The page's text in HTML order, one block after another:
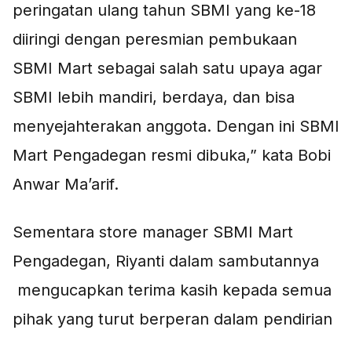
peringatan ulang tahun SBMI yang ke-18
diiringi dengan peresmian pembukaan
SBMI Mart sebagai salah satu upaya agar
SBMI lebih mandiri, berdaya, dan bisa
menyejahterakan anggota. Dengan ini SBMI
Mart Pengadegan resmi dibuka,” kata Bobi
Anwar Ma’arif.
Sementara store manager SBMI Mart
Pengadegan, Riyanti dalam sambutannya
mengucapkan terima kasih kepada semua
pihak yang turut berperan dalam pendirian